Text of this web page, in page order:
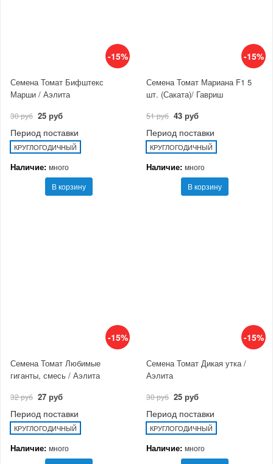
-15%
Семена Томат Бифштекс
Марши / Аэлита
30 руб 25 руб
Период поставки
КРУГЛОГОДИЧНЫЙ
Наличие: много
В корзину
-15%
Семена Томат Мариана F1 5
шт. (Саката)/ Гавриш
51 руб 43 руб
Период поставки
КРУГЛОГОДИЧНЫЙ
Наличие: много
В корзину
-15%
Семена Томат Любимые
гиганты, смесь / Аэлита
32 руб 27 руб
Период поставки
КРУГЛОГОДИЧНЫЙ
Наличие: много
-15%
Семена Томат Дикая утка /
Аэлита
30 руб 25 руб
Период поставки
КРУГЛОГОДИЧНЫЙ
Наличие: много